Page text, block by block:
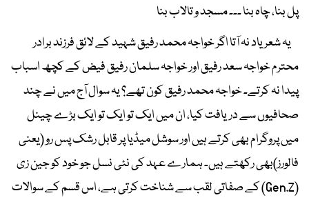
پل بنا، چاہ بنا ۔۔۔ مسجد و تالاب بنا
یہ شعر یاد نہ آتا اگر خواجہ محمد رفیق شہید کے لائق فرزند برادر
محترم خواجہ سعد رفیق اور خواجہ سلمان رفیق فیض کے کچھ اسباب
پیدا نہ کرتے۔ خواجہ محمد رفیق کون تھے؟ یہ سوال آج میں نے چند
صحافیوں سے دریافت کیا، ان میں ایک تو ایک تو ایک بڑے چینل
میں پروگرام بھی کرتے ہیں اور سوشل میڈیا پر قابل رشک پس رو (یعنی
فالورز)بھی رکھتے ہیں۔ ہمارے عہد کی نئی نسل جو خود کو جین زی
(Gen.Z) کے صفاتی لقب سے شناخت کرتی ہے، اس قسم کے سوالات